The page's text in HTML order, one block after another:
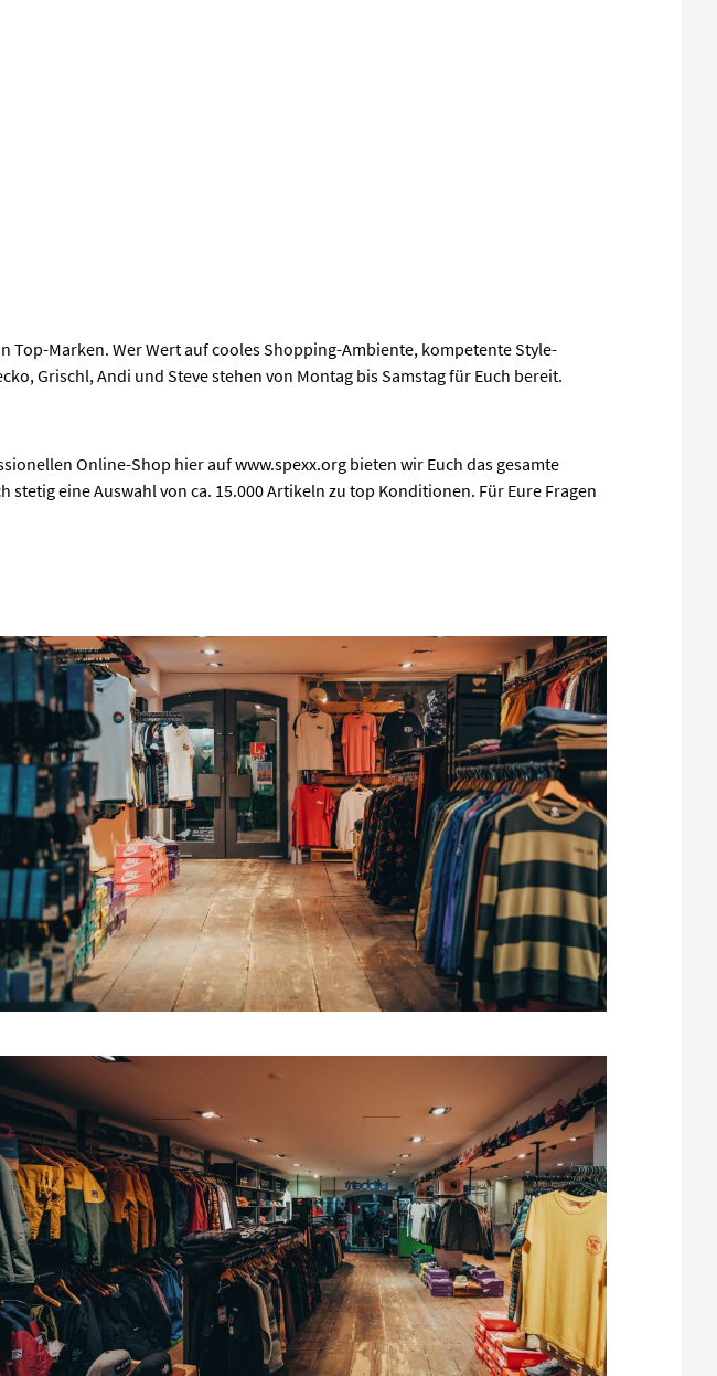
Marken. Wer Wert auf cooles Shopping-Ambiente, kompetente Style-
Grischl, Andi und Steve stehen von Montag bis Samstag für Euch bereit.
Online-Shop hier auf www.spexx.org bieten wir Euch das gesamte
eine Auswahl von ca. 15.000 Artikeln zu top Konditionen. Für Eure Fragen